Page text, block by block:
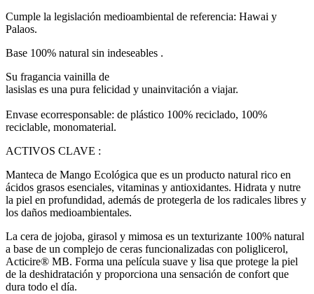
Cumple la legislación medioambiental de referencia: Hawai y
Palaos.
Base 100% natural sin indeseables .
Su fragancia vainilla de
lasislas es una pura felicidad y unainvitación a viajar.
Envase ecorresponsable: de plástico 100% reciclado, 100%
reciclable, monomaterial.
ACTIVOS CLAVE :
Manteca de Mango Ecológica que es un producto natural rico en
ácidos grasos esenciales, vitaminas y antioxidantes. Hidrata y nutre
la piel en profundidad, además de protegerla de los radicales libres y
los daños medioambientales.
La cera de jojoba, girasol y mimosa es un texturizante 100% natural
a base de un complejo de ceras funcionalizadas con poliglicerol,
Acticire® MB. Forma una película suave y lisa que protege la piel
de la deshidratación y proporciona una sensación de confort que
dura todo el día.